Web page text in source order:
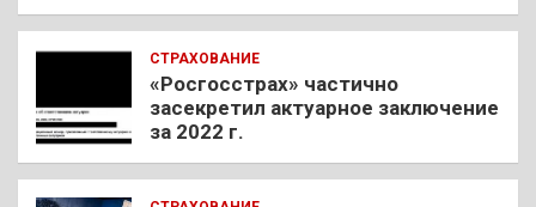
СТРАХОВАНИЕ
«Росгосстрах» частично
засекретил актуарное заключение
за 2022 г.